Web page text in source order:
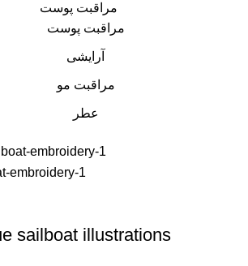
مراقبت پوست
مراقبت پوست
آرایشی
مراقبت مو
عطر
sailboat illustrations